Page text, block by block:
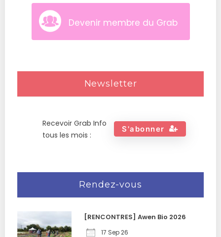
Devenir membre du Grab
Newsletter
Recevoir Grab Info
tous les mois :
S'abonner
Rendez-vous
[RENCONTRES] Awen Bio 2026
17 Sep 26